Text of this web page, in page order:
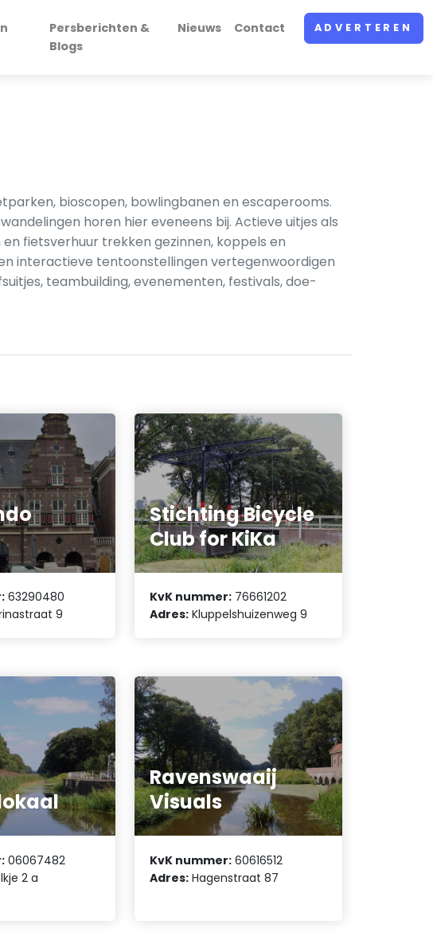
Persberichten &
Blogs
Nieuws Contact ADVERTEREN
bioscopen, bowlingbanen en escaperooms.
horen hier eveneens bij. Actieve uitjes als
fietsverhuur trekken gezinnen, koppels en
interactieve tentoonstellingen vertegenwoordigen
teambuilding, evenementen, festivals, doe-
63290480
9
Stichting Bicycle
Club for KiKa
KvK nummer: 76661202
Adres: Kluppelshuizenweg 9
06067482
2 a
Ravenswaaij
Visuals
KvK nummer: 60616512
Adres: Hagenstraat 87